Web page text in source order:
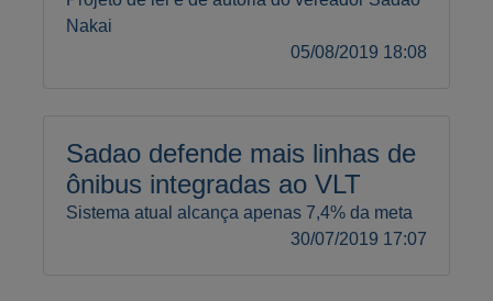
Nakai
05/08/2019 18:08
Sadao defende mais linhas de
ônibus integradas ao VLT
Sistema atual alcança apenas 7,4% da meta
30/07/2019 17:07